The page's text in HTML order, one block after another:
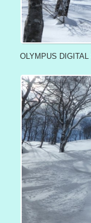
OLYMPUS DIGITAL